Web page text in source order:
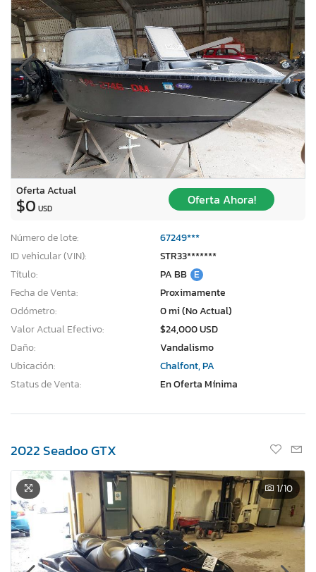
Oferta Actual
$0 USD
Oferta Ahora!
Número de lote:
67249***
ID vehicular (VIN):
STR33*******
Título:
PA BB E
Fecha de Venta:
Proximamente
Odómetro:
0 mi (No Actual)
Valor Actual Efectivo:
$24,000 USD
Daño:
Vandalismo
Ubicación:
Chalfont, PA
Status de Venta:
En Oferta Mínima
2022 Seadoo GTX
1/10